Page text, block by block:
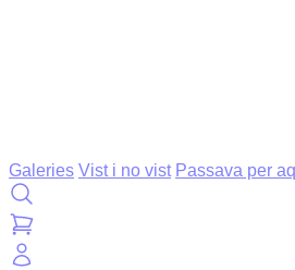
Galeries Vist i no vist Passava per